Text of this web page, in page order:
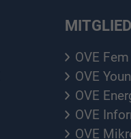
OVE Fem
OVE
OVE
OVE
OVE